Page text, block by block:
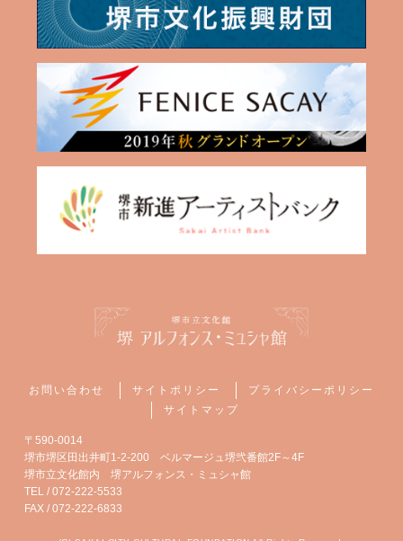
お問い合わせ サイトポリシー
プライバシーポリシー
サイトマップ
〒590-0014
堺市堺区田出井町1-2-200 ベルマージュ堺弐番館2F～4F
堺市立文化館内 堺アルフォンス・ミュシャ館
TEL / 072-222-5533
FAX / 072-222-6833